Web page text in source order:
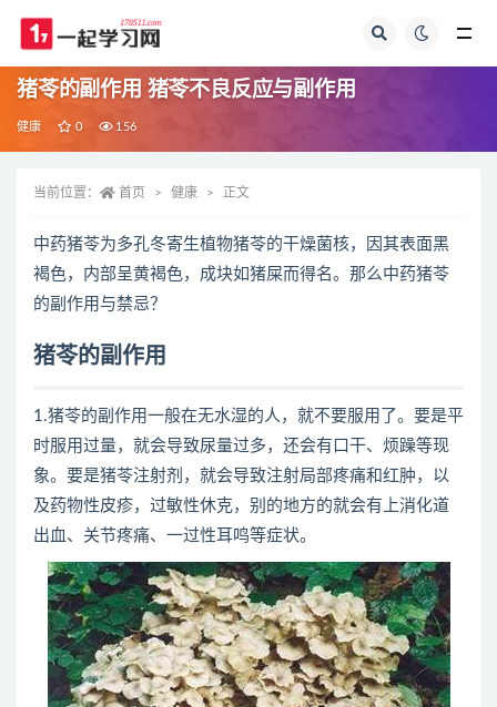
猪苓的副作用 猪苓不良反应与副作用
健康 0 156
当前位置： 首页 健康 正文
中药猪苓为多孔冬寄生植物猪苓的干燥菌核，因其表面黑
褐色，内部呈黄褐色，成块如猪屎而得名。那么中药猪苓
的副作用与禁忌？
猪苓的副作用
1.猪苓的副作用一般在无水湿的人，就不要服用了。要是平
时服用过量，就会导致尿量过多，还会有口干、烦躁等现
象。要是猪苓注射剂，就会导致注射局部疼痛和红肿，以
及药物性皮疹，过敏性休克，别的地方的就会有上消化道
出血、关节疼痛、一过性耳鸣等症状。